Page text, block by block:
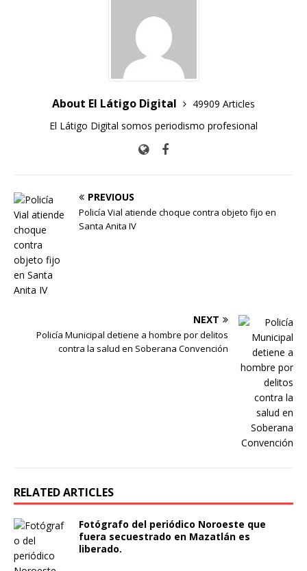
About El Látigo Digital
49909 Articles
El Látigo Digital somos periodismo profesional
PREVIOUS
Policía Vial atiende choque contra objeto fijo en
Santa Anita IV
NEXT
Policía Municipal detiene a hombre por delitos
contra la salud en Soberana Convención
RELATED ARTICLES
Fotógrafo del periódico Noroeste que
fuera secuestrado en Mazatlán es
liberado.